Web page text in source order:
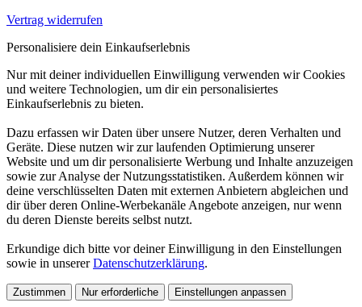
Vertrag widerrufen
Personalisiere dein Einkaufserlebnis
Nur mit deiner individuellen Einwilligung verwenden wir Cookies
und weitere Technologien, um dir ein personalisiertes
Einkaufserlebnis zu bieten.
Dazu erfassen wir Daten über unsere Nutzer, deren Verhalten und
Geräte. Diese nutzen wir zur laufenden Optimierung unserer
Website und um dir personalisierte Werbung und Inhalte anzuzeigen
sowie zur Analyse der Nutzungsstatistiken. Außerdem können wir
deine verschlüsselten Daten mit externen Anbietern abgleichen und
dir über deren Online-Werbekanäle Angebote anzeigen, nur wenn
du deren Dienste bereits selbst nutzt.
Erkundige dich bitte vor deiner Einwilligung in den Einstellungen
sowie in unsererDatenschutzerklärung.
Zustimmen Nur erforderliche Einstellungen anpassen